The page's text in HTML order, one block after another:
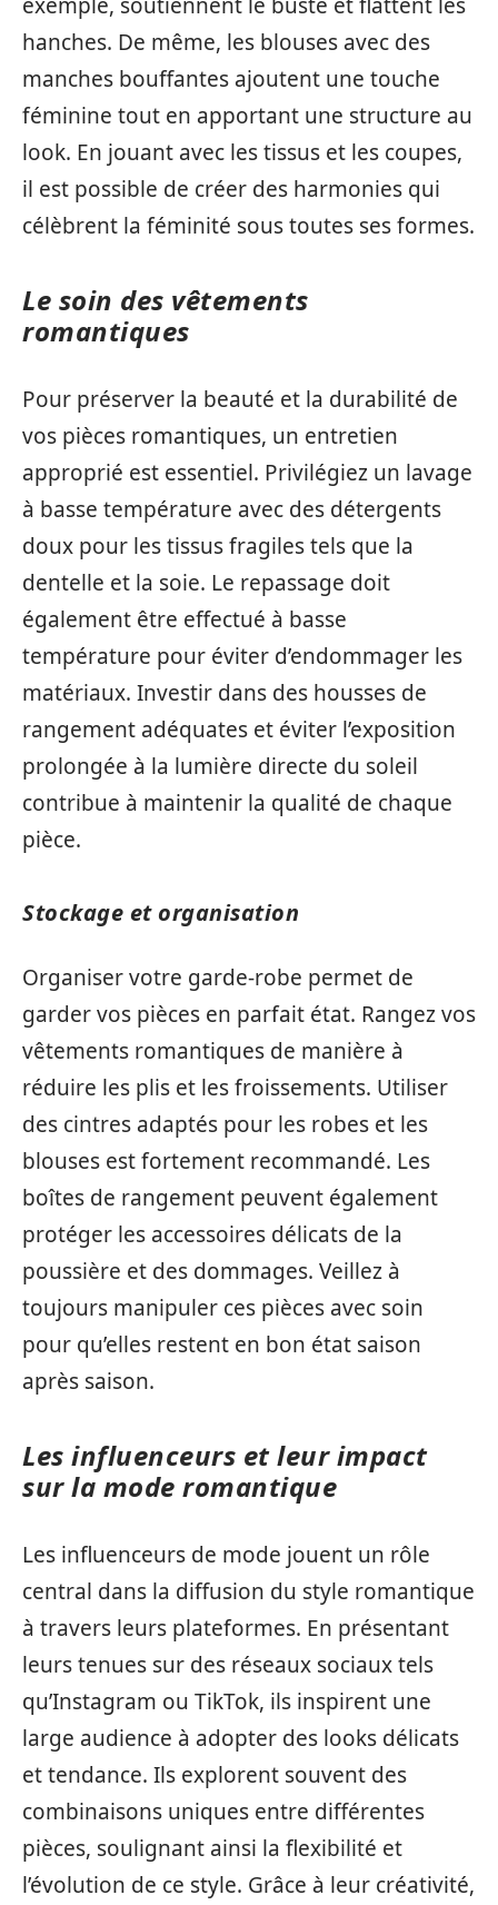
hanches. De même, les blouses avec des
manches bouffantes ajoutent une touche
féminine tout en apportant une structure au
look. En jouant avec les tissus et les coupes,
il est possible de créer des harmonies qui
célèbrent la féminité sous toutes ses formes.
Le soin des vêtements
romantiques
Pour préserver la beauté et la durabilité de
vos pièces romantiques, un entretien
approprié est essentiel. Privilégiez un lavage
à basse température avec des détergents
doux pour les tissus fragiles tels que la
dentelle et la soie. Le repassage doit
également être effectué à basse
température pour éviter d’endommager les
matériaux. Investir dans des housses de
rangement adéquates et éviter l’exposition
prolongée à la lumière directe du soleil
contribue à maintenir la qualité de chaque
pièce.
Stockage et organisation
Organiser votre garde-robe permet de
garder vos pièces en parfait état. Rangez vos
vêtements romantiques de manière à
réduire les plis et les froissements. Utiliser
des cintres adaptés pour les robes et les
blouses est fortement recommandé. Les
boîtes de rangement peuvent également
protéger les accessoires délicats de la
poussière et des dommages. Veillez à
toujours manipuler ces pièces avec soin
pour qu’elles restent en bon état saison
après saison.
Les influenceurs et leur impact
sur la mode romantique
Les influenceurs de mode jouent un rôle
central dans la diffusion du style romantique
à travers leurs plateformes. En présentant
leurs tenues sur des réseaux sociaux tels
qu’Instagram ou TikTok, ils inspirent une
large audience à adopter des looks délicats
et tendance. Ils explorent souvent des
combinaisons uniques entre différentes
pièces, soulignant ainsi la flexibilité et
l’évolution de ce style. Grâce à leur créativité,